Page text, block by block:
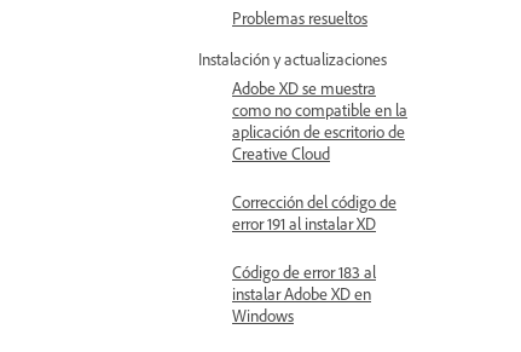
Problemas resueltos
Instalación y actualizaciones
Adobe XD se muestra
como no compatible en la
aplicación de escritorio de
Creative Cloud
Corrección del código de
error 191 al instalar XD
Código de error 183 al
instalar Adobe XD en
Windows